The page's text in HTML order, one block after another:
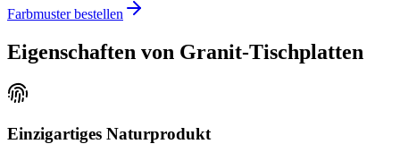
Farbmuster bestellen
Eigenschaften von Granit-Tischplatten
Einzigartiges Naturprodukt